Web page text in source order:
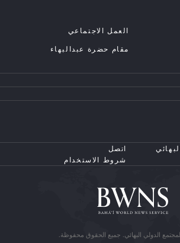
العمل الاجتماعي
مقام حضرة عبدالبهاء
اتصل
شروط الاستخدام